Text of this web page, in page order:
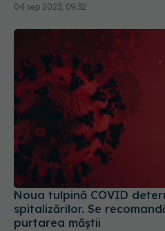
04 sep 2023, 09:32
Noua tulpină COVID
spitalizărilor. Se
purtarea măștii